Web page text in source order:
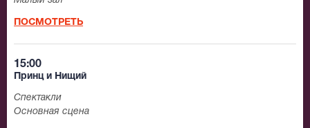
ПОСМОТРЕТЬ
15:00
Принц и Нищий
Спектакли
Основная сцена